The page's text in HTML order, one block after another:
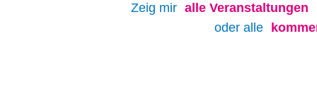
Zeig mir alle Veranstaltungen
oder alle